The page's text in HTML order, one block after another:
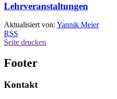
Lehrveranstaltungen
Aktualisiert von: Yannik Meier
RSS
Seite drucken
Footer
Kontakt